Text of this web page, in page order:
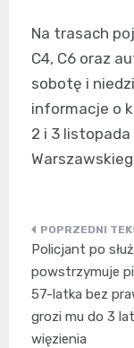
Na trasach
C4, C6 oraz
sobotę i
informacje o
2 i 3
wpisu
Policjant po
powstrzymuje
57-latka bez
grozi mu do 3 lat
więzienia